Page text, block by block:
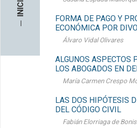
─
FORMA DE PAGO Y
ECONÓMICA POR
Álvaro Vidal Olivares
ALGUNOS ASPECTOS
LOS ABOGADOS EN
María Carmen Crespo
LAS DOS HIPÓTESIS
DEL CÓDIGO CIVIL
Fabián Elorriaga de Bonis